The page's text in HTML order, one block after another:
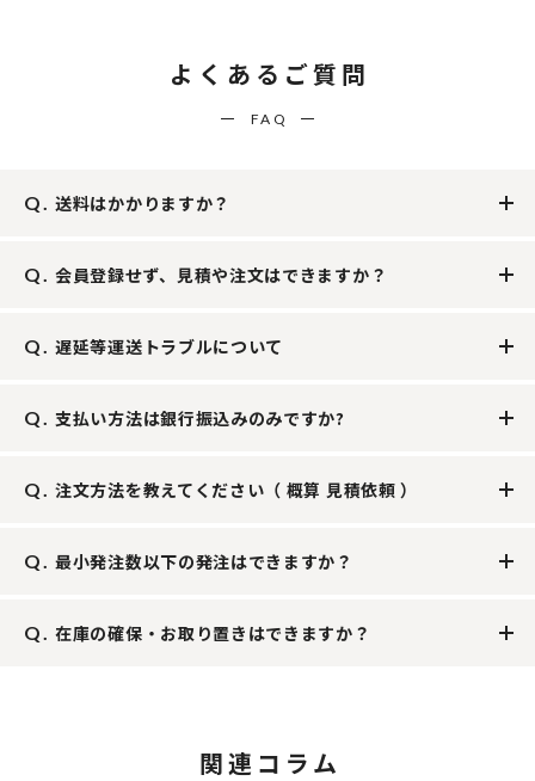
よくあるご質問
FAQ
送料はかかりますか？
会員登録せず、見積や注文はできますか？
遅延等運送トラブルについて
支払い方法は銀行振込みのみですか?
注文方法を教えてください（ 概算 見積依頼 ）
最小発注数以下の発注はできますか？
在庫の確保・お取り置きはできますか？
関連コラム